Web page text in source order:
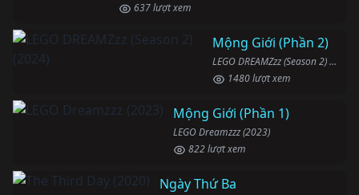
637 lượt xem
Mộng Giới (Phần 2)
LEGO DREAMZzz (Season 2) (2024)
1480 lượt xem
Mộng Giới (Phần 1)
LEGO Dreamzzz (2023)
822 lượt xem
Ngày Thứ Ba